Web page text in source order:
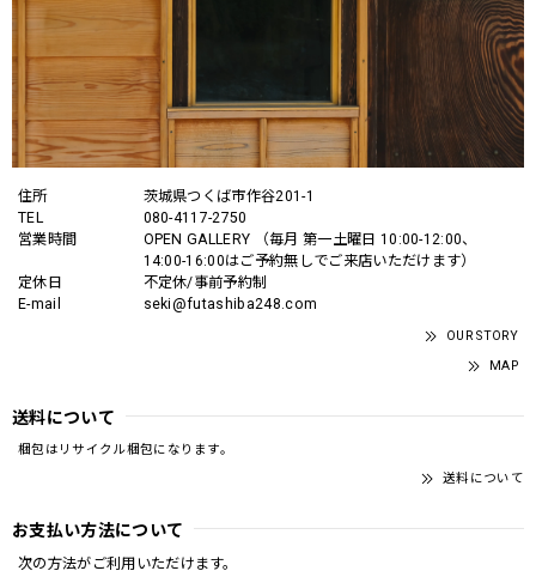
住所
茨城県つくば市作谷201-1
TEL
080-4117-2750
営業時間
OPEN GALLERY （毎月 第一土曜日 10:00-12:00、
14:00-16:00はご予約無しでご来店いただけます）
定休日
不定休/事前予約制
E-mail
seki@futashiba248.com
OUR STORY
MAP
送料について
梱包はリサイクル梱包になります。
送料について
お支払い方法について
次の方法がご利用いただけます。